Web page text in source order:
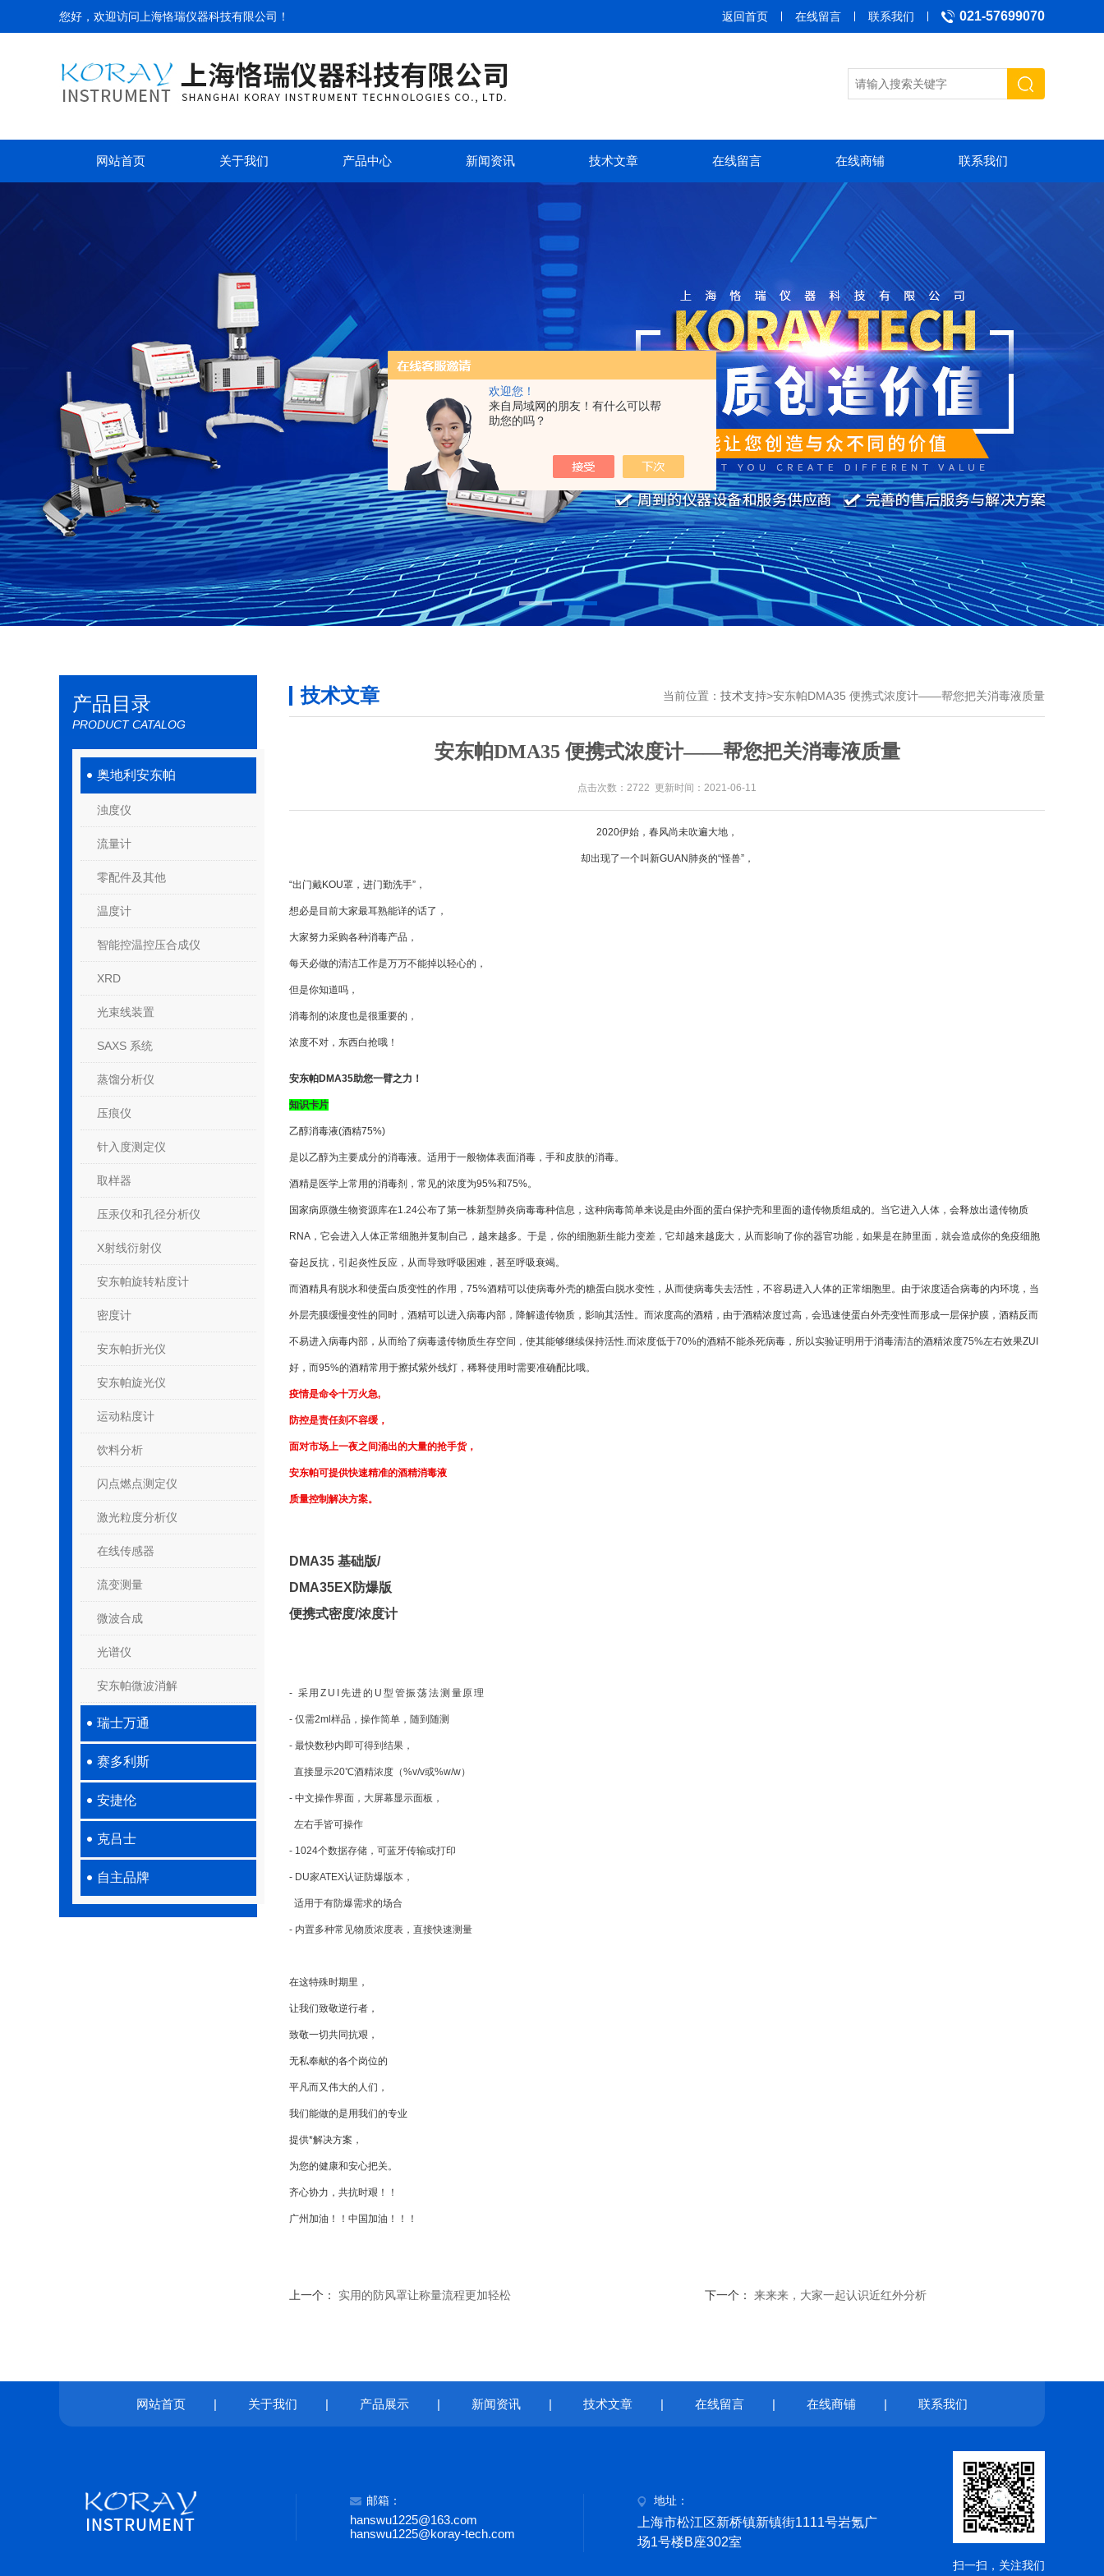
欢迎您！
来自局域网的朋友！有什么可以帮
助您的吗？
您好，欢迎访问 上海恪瑞仪器科技有限公司 ！ 021-57699070
返回首页 在线留言 联系我们
网站首页 关于我们 产品中心 新闻资讯 技术文章 在线留言 在线商铺 联系我们
产品目录
PRODUCT CATALOG
奥地利安东帕
浊度仪
流量计
零配件及其他
温度计
智能控温控压合成仪
XRD
光束线装置
SAXS 系统
蒸馏分析仪
压痕仪
针入度测定仪
取样器
压汞仪和孔径分析仪
X射线衍射仪
安东帕旋转粘度计
密度计
安东帕折光仪
安东帕旋光仪
运动粘度计
饮料分析
闪点燃点测定仪
激光粒度分析仪
在线传感器
流变测量
微波合成
光谱仪
安东帕微波消解
瑞士万通
赛多利斯
安捷伦
克吕士
自主品牌
技术文章 当前位置： 技术支持>安东帕DMA35 便携式浓度计——帮您把关消毒液质量
安东帕DMA35 便携式浓度计——帮您把关消毒液质量
点击次数：2722 更新时间：2021-06-11
2020伊始，春风尚未吹遍大地，
却出现了一个叫新GUAN肺炎的“怪兽”，
“出门戴KOU罩，进门勤洗手”，
想必是目前大家最耳熟能详的话了，
大家努力采购各种消毒产品，
每天必做的清洁工作是万万不能掉以轻心的，
但是你知道吗，
消毒剂的浓度也是很重要的，
浓度不对，东西白抢哦！
安东帕DMA35助您一臂之力！
知识卡片
乙醇消毒液(酒精75%)
是以乙醇为主要成分的消毒液。适用于一般物体表面消毒，手和皮肤的消毒。
酒精是医学上常用的消毒剂，常见的浓度为95%和75%。
国家病原微生物资源库在1.24公布了第一株新型肺炎病毒毒种信息，这种病毒简单来说是由外面的蛋白保护壳和里面的遗传物质组成的。当它进入人体，会释放出遗传物质
RNA，它会进入人体正常细胞并复制自己，越来越多。于是，你的细胞新生能力变差，它却越来越庞大，从而影响了你的器官功能，如果是在肺里面，就会造成你的免疫细胞
奋起反抗，引起炎性反应，从而导致呼吸困难，甚至呼吸衰竭。
而酒精具有脱水和使蛋白质变性的作用，75%酒精可以使病毒外壳的糖蛋白脱水变性，从而使病毒失去活性，不容易进入人体的正常细胞里。由于浓度适合病毒的内环境，当
外层壳膜缓慢变性的同时，酒精可以进入病毒内部，降解遗传物质，影响其活性。而浓度高的酒精，由于酒精浓度过高，会迅速使蛋白外壳变性而形成一层保护膜，酒精反而
不易进入病毒内部，从而给了病毒遗传物质生存空间，使其能够继续保持活性.而浓度低于70%的酒精不能杀死病毒，所以实验证明用于消毒清洁的酒精浓度75%左右效果ZUI
好，而95%的酒精常用于擦拭紫外线灯，稀释使用时需要准确配比哦。
疫情是命令十万火急,
防控是责任刻不容缓，
面对市场上一夜之间涌出的大量的抢手货，
安东帕可提供快速精准的酒精消毒液
质量控制解决方案。
DMA35 基础版/
DMA35EX防爆版
便携式密度/浓度计
- 采用ZUI先进的U型管振荡法测量原理
- 仅需2ml样品，操作简单，随到随测
- 最快数秒内即可得到结果，
直接显示20℃酒精浓度（%v/v或%w/w）
- 中文操作界面，大屏幕显示面板，
左右手皆可操作
- 1024个数据存储，可蓝牙传输或打印
- DU家ATEX认证防爆版本，
适用于有防爆需求的场合
- 内置多种常见物质浓度表，直接快速测量
在这特殊时期里，
让我们致敬逆行者，
致敬一切共同抗艰，
无私奉献的各个岗位的
平凡而又伟大的人们，
我们能做的是用我们的专业
提供*解决方案，
为您的健康和安心把关。
齐心协力，共抗时艰！！
广州加油！！中国加油！！！
上一个： 实用的防风罩让称量流程更加轻松 下一个： 来来来，大家一起认识近红外分析
网站首页 | 关于我们 | 产品展示 | 新闻资讯 | 技术文章 | 在线留言 | 在线商铺 | 联系我们
邮箱：
hanswu1225@163.com
hanswu1225@koray-tech.com
地址：
上海市松江区新桥镇新镇街1111号岩氪广
场1号楼B座302室
扫一扫，关注我们